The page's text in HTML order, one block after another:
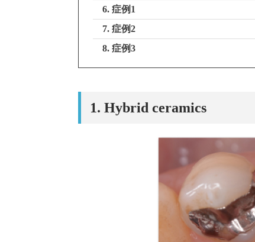
6. 症例1
7. 症例2
8. 症例3
1. Hybrid ceramics